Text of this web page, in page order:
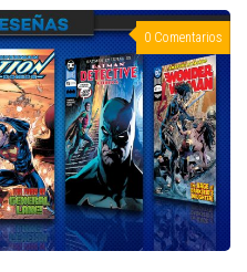
0 Comentarios